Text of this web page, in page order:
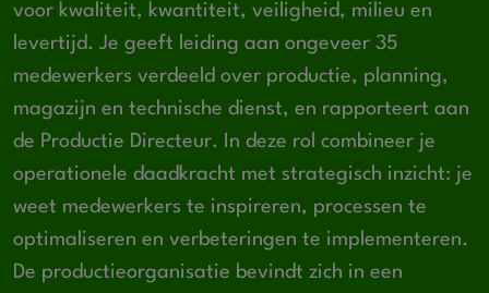
voor kwaliteit, kwantiteit, veiligheid, milieu en
levertijd. Je geeft leiding aan ongeveer 35
medewerkers verdeeld over productie, planning,
magazijn en technische dienst, en rapporteert aan
de Productie Directeur. In deze rol combineer je
operationele daadkracht met strategisch inzicht: je
weet medewerkers te inspireren, processen te
optimaliseren en verbeteringen te implementeren.
De productieorganisatie bevindt zich in een